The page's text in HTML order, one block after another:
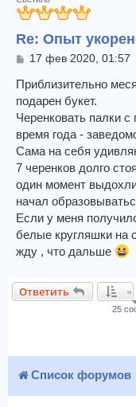
Re: Опыт
С
о
б
щ
е
н
и
е
17 фев 2020, 01:57
Приблизительно
подарен букет.
Черенковать палки
время года -
Сама на себя
7 черенков долго
один момент
начал
Если у меня
белые кругляшки на
жду , что дальше
Ответить
25
Список форумов